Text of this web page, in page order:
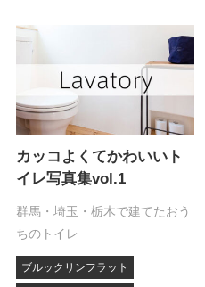
カッコよくてかわいいト
イレ写真集vol.1
群馬・埼玉・栃木で建てたおう
ちのトイレ
ブルックリンフラット